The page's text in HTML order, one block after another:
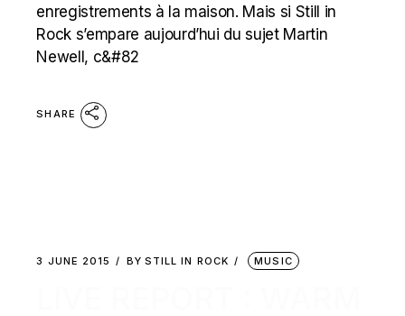
enregistrements à la maison. Mais si Still in
Rock s’empare aujourd’hui du sujet Martin
Newell, c&#82
SHARE
3 JUNE 2015 BY STILL IN ROCK MUSIC